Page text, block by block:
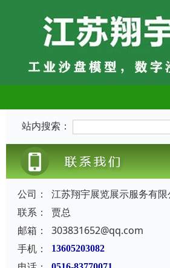
站内搜索：
公司：
江苏翔宇展览展示服务有限
联系：
贾总
邮箱：
303831652@qq.com
手机：
13605203082